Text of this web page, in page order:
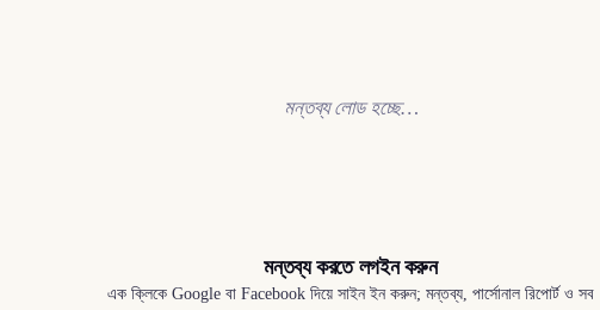
মন্তব্য লোড হচ্ছে…
মন্তব্য করতে লগইন করুন
এক ক্লিকে Google বা Facebook দিয়ে সাইন ইন করুন; মন্তব্য, পার্সোনাল রিপোর্ট ও সব